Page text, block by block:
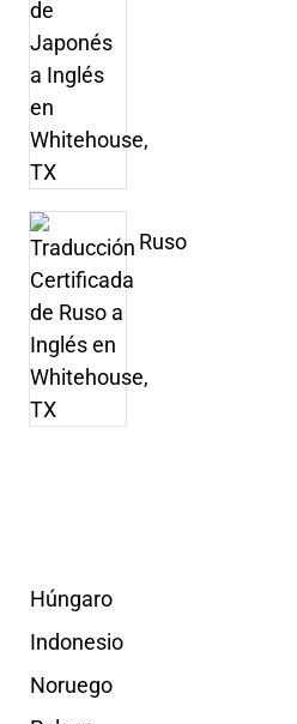
Ruso
Húngaro
Indonesio
Noruego